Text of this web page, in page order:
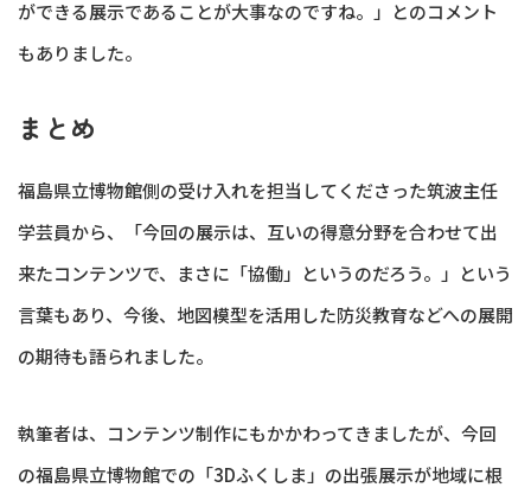
ができる展示であることが大事なのですね。」とのコメント
もありました。
まとめ
福島県立博物館側の受け入れを担当してくださった筑波主任
学芸員から、「今回の展示は、互いの得意分野を合わせて出
来たコンテンツで、まさに「協働」というのだろう。」という
言葉もあり、今後、地図模型を活用した防災教育などへの展開
の期待も語られました。
執筆者は、コンテンツ制作にもかかわってきましたが、今回
の福島県立博物館での「3Dふくしま」の出張展示が地域に根